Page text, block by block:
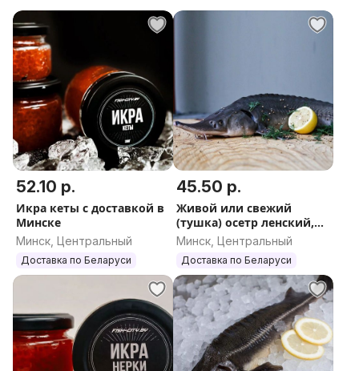
52.10 р.
Икра кеты с доставкой в
Минске
Минск, Центральный
Доставка по Беларуси
45.50 р.
Живой или свежий
(тушка) осетр ленский,
1000-1500 г
Минск, Центральный
Доставка по Беларуси